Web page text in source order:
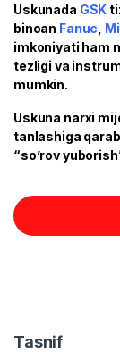
Uskunada GSK
binoan Fanuc
imkoniyati ham
tezligi va
mumkin.
Uskuna narxi
tanlashiga
“so’rov
Tasnif